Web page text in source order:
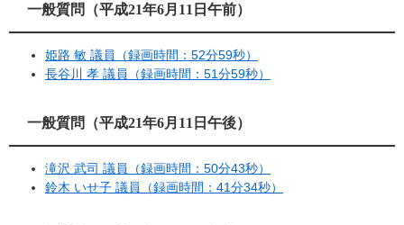
一般質問（平成21年6月11日午前）
姫路 敏 議員（録画時間：52分59秒）
長谷川 孝 議員（録画時間：51分59秒）
一般質問（平成21年6月11日午後）
滝沢 武司 議員（録画時間：50分43秒）
鈴木 いせ子 議員（録画時間：41分34秒）